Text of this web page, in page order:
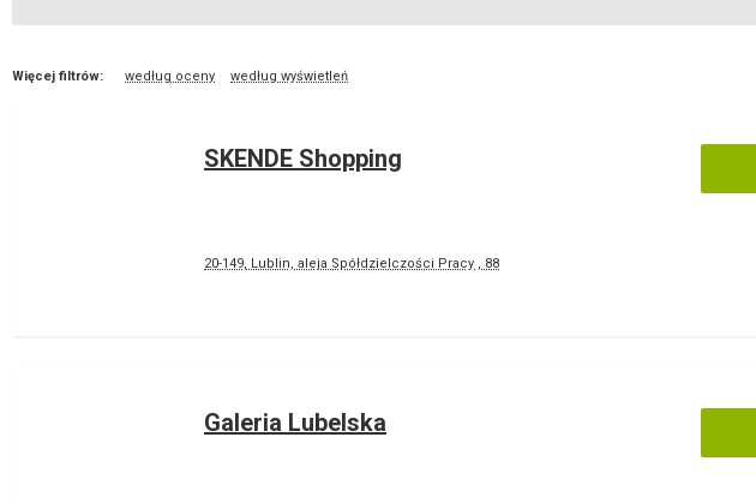
Więcej filtrów: według oceny według wyświetleń
SKENDE Shopping
20-149, Lublin, aleja Spółdzielczości Pracy , 88
Galeria Lubelska